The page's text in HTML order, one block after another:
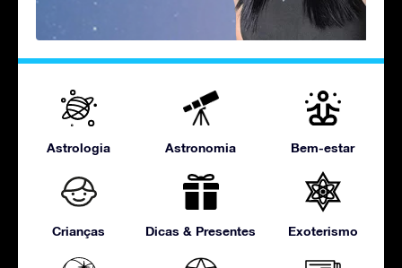
Astrologia Astronomia Bem-estar
Crianças Dicas & Presentes Exoterismo